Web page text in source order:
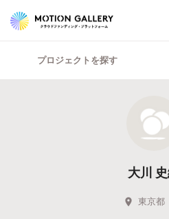
プロジェクトを探す
大川
東京都